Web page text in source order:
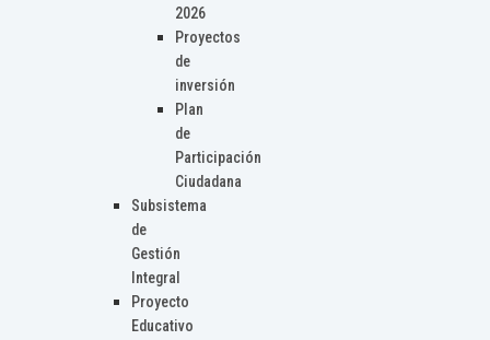
2026
Proyectos
de
inversión
Plan
de
Participación
Ciudadana
Subsistema
de
Gestión
Integral
Proyecto
Educativo